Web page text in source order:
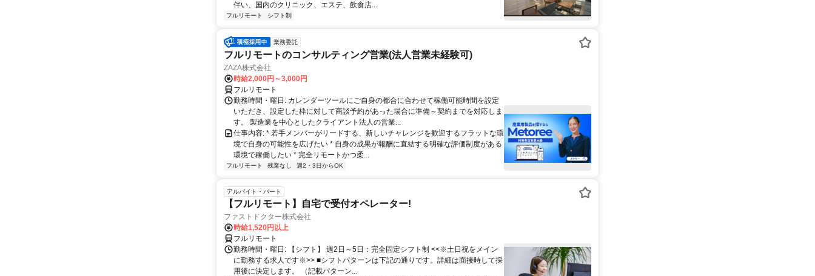
伴い、国内のクリニック、エステ、飲食店...
フルリモート シフト制
業務委託
フルリモートのコンサルティング営業(法人営業未経験可)
ZAZA株式会社
時給2,000円～3,000円
フルリモート
勤務時間・曜日: カレンダーツールにご自身の都合に合わせて稼働可能時間を設定
いただき、設定した枠に対して商談予約があった場合に準備～契約までを対応しま
す。 製造業を中心としたクライアント法人の営業...
仕事内容: * 若手メンバーがリードする、新しいチャレンジを歓迎するフラットな環
境で自身の可能性を広げたい * 自身の成果が報酬に直結する明確な評価制度がある
環境で稼働したい * 完全リモートかつ柔...
フルリモート 残業なし 週2・3日からOK
アルバイト・パート
【フルリモート】自宅で受付オペレーター!
ファストドクター株式会社
時給1,520円以上
フルリモート
勤務時間・曜日: 【シフト】 週2日～5日：完全固定シフト制 <<※土日祝をメイン
に勤務する求人です※>> ■シフトパターンは下記の通りです。詳細は面接時して採
用後に決定します。 （記載パターン...